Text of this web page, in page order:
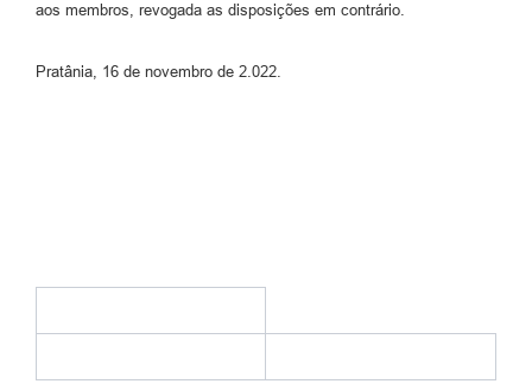
aos membros, revogada as disposições em contrário.
Pratânia, 16 de novembro de 2.022.